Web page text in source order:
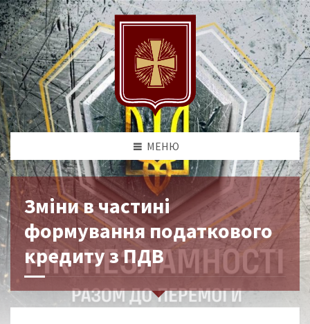
МЕНЮ
Зміни в частині
формування податкового
кредиту з ПДВ